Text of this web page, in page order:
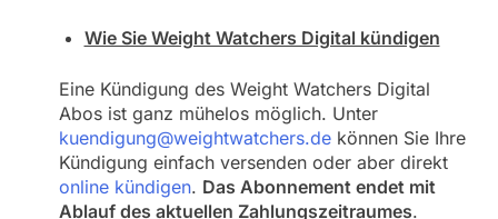
Wie Sie Weight Watchers Digital kündigen
Eine Kündigung des Weight Watchers Digital
Abos ist ganz mühelos möglich. Unter
kuendigung@weightwatchers.dekönnen Sie Ihre
Kündigung einfach versenden oder aber direkt
online kündigen. Das Abonnement endet mit
Ablauf des aktuellen Zahlungszeitraumes.